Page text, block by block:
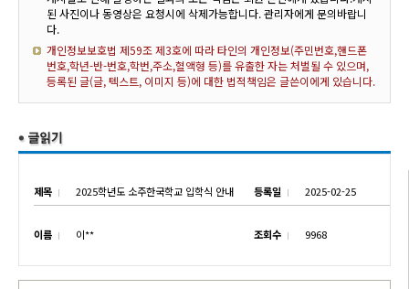
된 사진이나 동영상은 요청시에 삭제가능합니다. 관리자에게 문의바랍니
다.
개인정보보호법 제59조 제3호에 따라 타인의 개인정보(주민번호,핸드폰
번호,학년-반-번호,학번,주소,혈액형 등)를 유출한 자는 처벌될 수 있으며,
등록된 글(글, 텍스트, 이미지 등)에 대한 법적책임은 글쓴이에게 있습니다.
제목 2025학년도 소주한국학교 입학식 안내 등록일 2025-02-25
이름 이** 조회수 9968